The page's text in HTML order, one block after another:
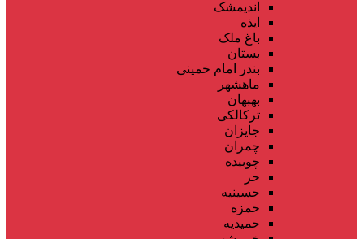
اندیمشک
ایذه
باغ ملک
بستان
بندر امام خمینی
ماهشهر
بهبهان
ترکالکی
جایزان
چمران
چوبیده
حر
حسینیه
حمزه
حمیدیه